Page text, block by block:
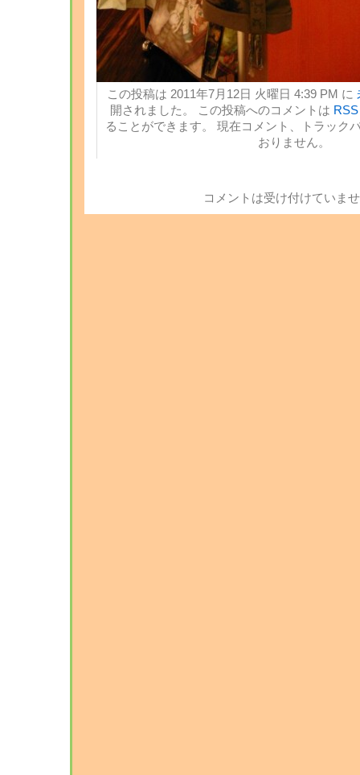
この投稿は 2011年7月12日 火曜日 4:39 PM に
開されました。 この投稿へのコメントは
ることができます。 現在コメント、トラック
おりません。
コメントは受け付けていま